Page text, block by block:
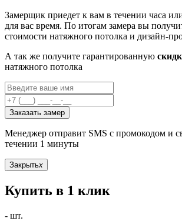
Замерщик приедет к вам в течении часа
для вас время. По итогам замера вы
стоимости натяжного потолка и дизайн-
А так же получите гарантированную
натяжного потолка
Заказать замер
Менеджер отправит SMS с промокодом и
течении 1 минуты
Закрытьx
Купить в 1 клик
- шт.